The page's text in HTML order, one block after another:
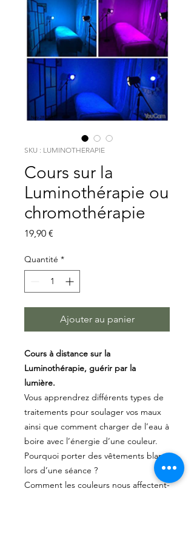
SKU : LUMINOTHERAPIE
Cours sur la
Luminothérapie ou
chromothérapie
19,90 €
Quantité *
Ajouter au panier
Cours à distance sur la
Luminothérapie, guérir par la
lumière.
Vous apprendrez différents types de
traitements pour soulager vos maux
ainsi que comment charger de l’eau à
boire avec l’énergie d’une couleur.
Pourquoi porter des vêtements blanc
lors d’une séance ?
Comment les couleurs nous affectent-